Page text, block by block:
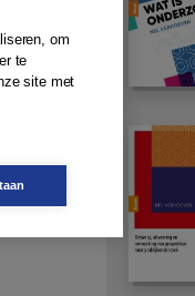
om
te
site met